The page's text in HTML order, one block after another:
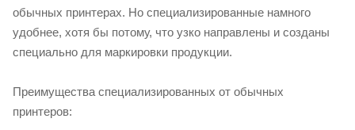
обычных принтерах. Но специализированные намного
удобнее, хотя бы потому, что узко направлены и созданы
специально для маркировки продукции.
Преимущества специализированных от обычных
принтеров: